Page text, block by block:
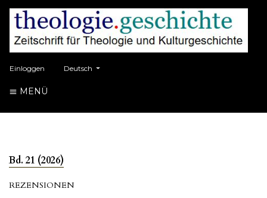
Einloggen ##plugins.themes.healthSciences.language.toggle##
Deutsch
MENÜ
Bd. 21 (2026)
REZENSIONEN